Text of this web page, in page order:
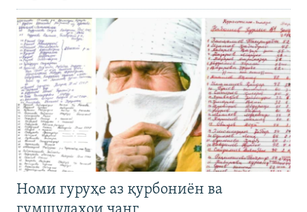
Номи гуруҳе аз қурбониён ва